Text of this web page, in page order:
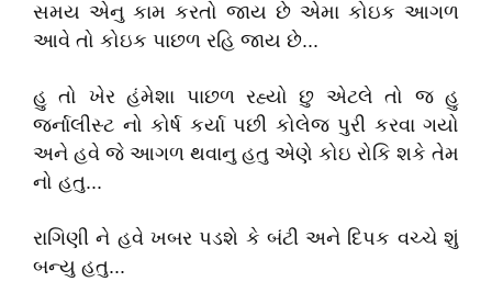
સમય એનુ કામ કરતો જાય છે એમા કોઇક આગળ
આવે તો કોઇક પાછળ રહિ જાય છે...
હુ તો ખેર હંમેશા પાછળ રહ્યો છુ એટલે તો જ હુ
જર્નાલીસ્ટ નો કોર્ષ કર્યા પછી કોલેજ પુરી કરવા ગયો
અને હવે જે આગળ થવાનુ હતુ એણે કોઇ રોકિ શકે તેમ
નો હતુ...
રાગિણી ને હવે ખબર પડશે કે બંટી અને દિપક વચ્ચે શું
બન્યુ હતુ...